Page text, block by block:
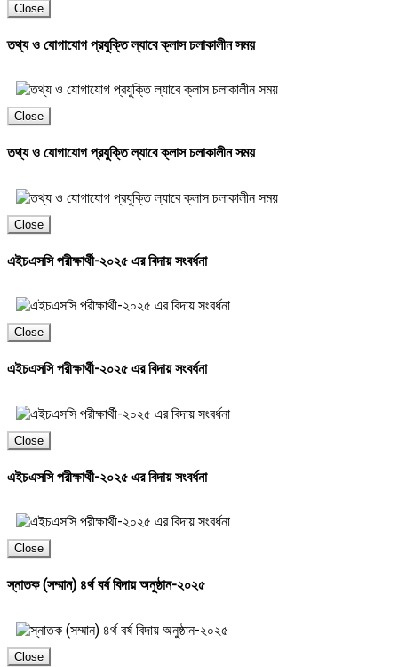
Close
তথ্য ও যোগাযোগ প্রযুক্তি ল্যাবে ক্লাস চলাকালীন সময়
Close
তথ্য ও যোগাযোগ প্রযুক্তি ল্যাবে ক্লাস চলাকালীন সময়
Close
এইচএসসি পরীক্ষার্থী-২০২৫ এর বিদায় সংবর্ধনা
Close
এইচএসসি পরীক্ষার্থী-২০২৫ এর বিদায় সংবর্ধনা
Close
এইচএসসি পরীক্ষার্থী-২০২৫ এর বিদায় সংবর্ধনা
Close
স্নাতক (সম্মান) ৪র্থ বর্ষ বিদায় অনুষ্ঠান-২০২৫
Close